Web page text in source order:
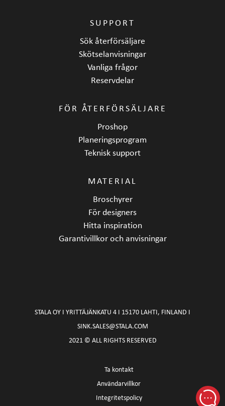
SUPPORT
Sök återförsäljare
Skötselanvisningar
Vanliga frågor
Reservdelar
FÖR ÅTERFÖRSÄLJARE
Proshop
Planeringsprogram
Teknisk support
MATERIAL
Broschyrer
För designers
Hitta inspiration
Garantivillkor och anvisningar
Ta kontakt
Användarvillkor
Integritetspolicy
STALA OY I YRITTÄJÄNKATU 4 I 15170 LAHTI, FINLAND I
SINK.SALES@STALA.COM
2021 © ALL RIGHTS RESERVED